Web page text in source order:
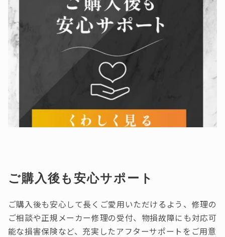
ご購入後も安心サポート
ご購入後も安心して長くご愛用いただけるよう、修理の
ご相談や正規メーカー修理の受付、物損故障にも対応可
能な損害保険など、充実したアフターサポートをご用意